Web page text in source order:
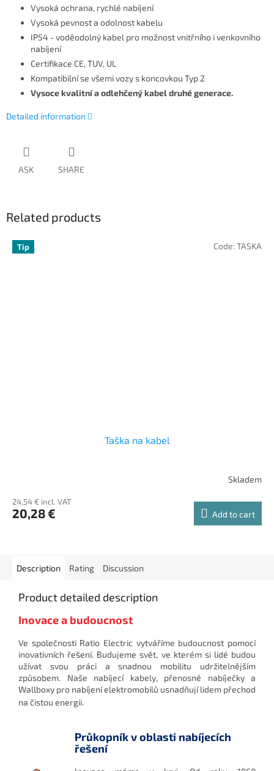
Vysoká ochrana, rychlé nabíjení
Vysoká pevnost a odolnost kabelu
IP54 - voděodolný kabel pro možnost vnitřního i venkovního
nabíjení
Certifikace CE, TUV, UL
Kompatibilní se všemi vozy s koncovkou Typ 2
Vysoce kvalitní a odlehčený kabel druhé generace.
Detailed information
ASK SHARE
Related products
Tip
Taška na kabel
Skladem
24,54 € incl. VAT
20,28 € Add to cart
Code:TASKA
Description Rating Discussion
Product detailed description
Inovace a budoucnost
Ve společnosti Ratio Electric vytváříme budoucnost pomocí
inovativních řešení. Budujeme svět, ve kterém si lidé budou
užívat svou práci a snadnou mobilitu udržitelnějším
způsobem. Naše nabíjecí kabely, přenosné nabíječky a
Wallboxy pro nabíjení elektromobilů usnadňují lidem přechod
na čistou energii.
Průkopník v oblasti nabíjecích
řešení